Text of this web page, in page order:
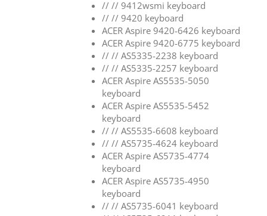
// // 9412wsmi keyboard
// // 9420 keyboard
ACER Aspire 9420-6426 keyboard
ACER Aspire 9420-6775 keyboard
// // AS5335-2238 keyboard
// // AS5335-2257 keyboard
ACER Aspire AS5535-5050
keyboard
ACER Aspire AS5535-5452
keyboard
// // AS5535-6608 keyboard
// // AS5735-4624 keyboard
ACER Aspire AS5735-4774
keyboard
ACER Aspire AS5735-4950
keyboard
// // AS5735-6041 keyboard